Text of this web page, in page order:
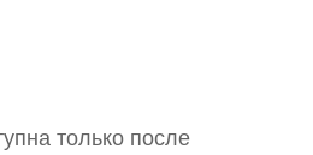
только после